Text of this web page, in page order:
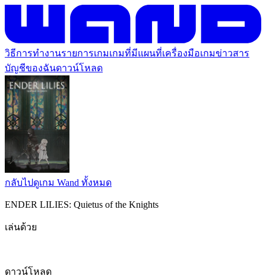
วิธีการทำงานรายการเกมเกมที่มีแผนที่เครื่องมือเกมข่าวสาร
บัญชีของฉันดาวน์โหลด
กลับไปดูเกม Wand ทั้งหมด
ENDER LILIES: Quietus of the Knights
เล่นด้วย
ดาวน์โหลด